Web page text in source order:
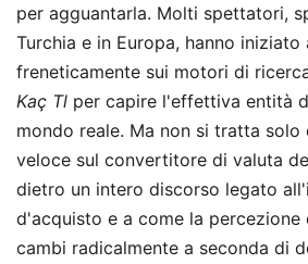
per agguantarla. Molti spettatori,
Turchia e in Europa, hanno
freneticamente sui motori di
Kaç Tl per capire l'effettiva entità
mondo reale. Ma non si tratta
veloce sul convertitore di valuta
dietro un intero discorso legato
d'acquisto e a come la percezione
cambi radicalmente a seconda di